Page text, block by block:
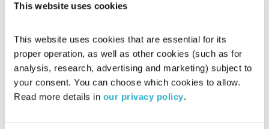
This website uses cookies
This website uses cookies that are essential for its
proper operation, as well as other cookies (such as for
analysis, research, advertising and marketing) subject to
your consent. You can choose which cookies to allow.
Read more details in our privacy policy.
האם הגדרות משרתות אותנו בעת משבר?
שלום פנימי בזמן מלחמה
שדרנים מתחלפים
שיחה עם גיל ארד, פסיכותרפיסט בגישת הביוסינתזה. תהיות,